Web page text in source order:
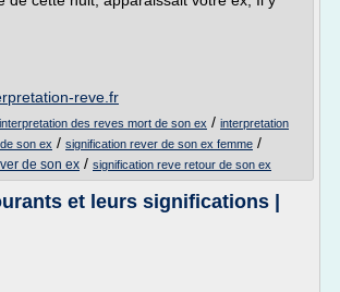
reve.fr
interpretation des reves mort de son ex / interpretation
son ex / signification rever de son ex femme /
de son ex / signification reve retour de son ex
et leurs significations |